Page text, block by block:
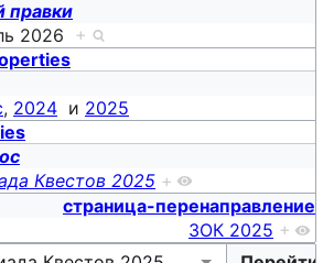
правки
2026 +
, 2024 и 2025
Квестов 2025 +
страница-перенаправление
ЗОК 2025 +